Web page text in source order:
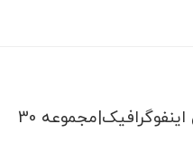
اینفوگرافیک|مجموعه 30